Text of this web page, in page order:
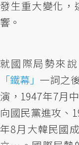
發生重大變化，
響。
就國際局勢來
「鐵幕」 一詞之
演，1947年7月
向國民黨進攻、
年8月大韓民國